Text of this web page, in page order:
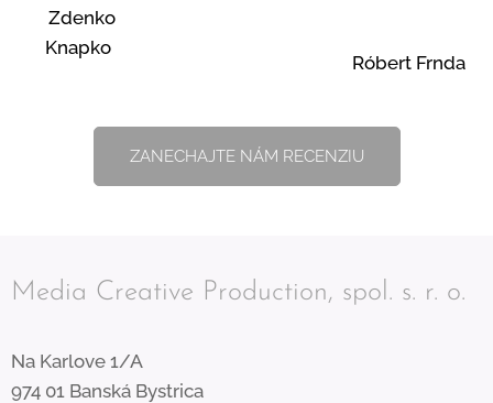
Zdenko
Knapko
Róbert Frnda
ZANECHAJTE NÁM RECENZIU
Media Creative Production, spol. s. r. o.
Na Karlove 1/A
974 01 Banská Bystrica